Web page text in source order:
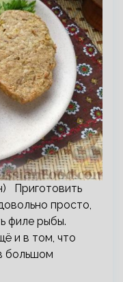
Приготовить
просто,
филе рыбы.
и в том, что
большом